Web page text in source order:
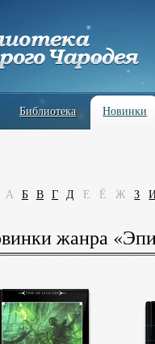
Библиотека Новинки
А Б В Г Д Е Ё Ж З
жанра